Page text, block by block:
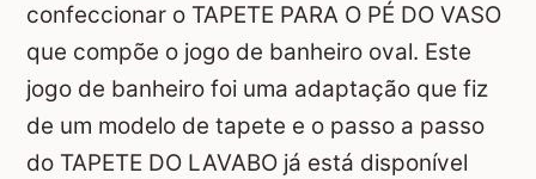
confeccionar o TAPETE PARA O PÉ DO VASO
que compõe o jogo de banheiro oval. Este
jogo de banheiro foi uma adaptação que fiz
de um modelo de tapete e o passo a passo
do TAPETE DO LAVABO já está disponível